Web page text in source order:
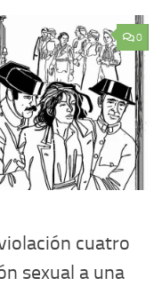
0
cuatro
sexual a una